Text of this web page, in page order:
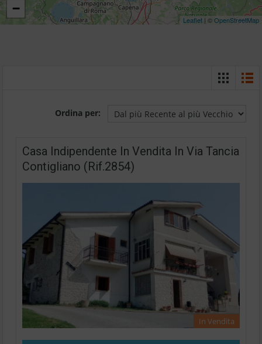
−
Leaflet | ©OpenStreetMap
Ordina per:
Casa Indipendente In Vendita In Via Tancia
Contigliano (Rif.2854)
In Vendita